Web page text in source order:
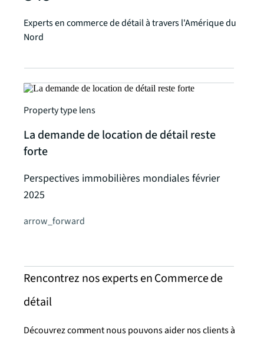
Experts en commerce de détail à travers l'Amérique du
Nord
Property type lens
La demande de location de détail reste
forte
Perspectives immobilières mondiales février
2025
arrow_forward
Rencontrez nos experts en Commerce de
détail
Découvrez comment nous pouvons aider nos clients à